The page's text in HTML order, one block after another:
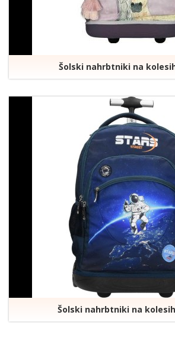
Šolski nahrbtniki na kolesih
Šolski nahrbtniki na kolesih